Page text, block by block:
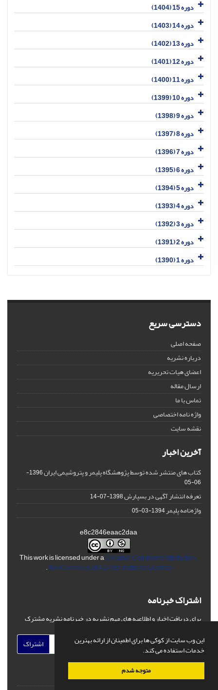
این وب سایت از کوکی ها برای اطمینان از ارائه بهترین
خدمات استفاده می کند.
متوجه شدم
دوره 15 (1404)
دوره 14 (1403)
دوره 13 (1402)
دوره 12 (1401)
دوره 11 (1400)
دوره 10 (1399)
دوره 9 (1398)
دوره 8 (1397)
دوره 7 (1396)
دوره 6 (1395)
دوره 5 (1394)
دوره 4 (1393)
دوره 3 (1392)
دوره 2 (1391)
دوره 1 (1390)
دسترسی سریع
صفحه اصلی
درباره نشریه
اعضای هیات تحریریه
ارسال مقاله
تماس با ما
واژه نامه اختصاصی
نقشه سایت
آخرین اخبار
کتاب های منتشر شده توسط پژوهشگاه پلیمر و پتروشیمی ایران
1396-
06-05
تعرفه انتشار آگهی در بسپارش1398-07-14
واژه‌نامه پلیمر1394-03-05
This work is licensed under aCreative Commons Attribution-
NonCommercial 4.0 International License
.
اشتراک خبرنامه
برای دریافت اخبار و اطلاعیه های مهم نشریه در خبرنامه نشریه مشترک
اشتراک